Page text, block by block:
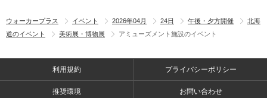
ウォーカープラス イベント 2026年04月 24日 午後・夕方開催
北海
道のイベント
美術展・博物展 アミューズメント施設のイベント
利用規約 プライバシーポリシー
推奨環境 お問い合わせ